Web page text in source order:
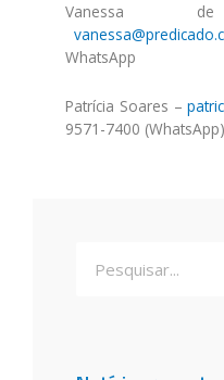
Vanessa
WhatsApp
Patrícia Soares –
9571-7400 (WhatsApp)